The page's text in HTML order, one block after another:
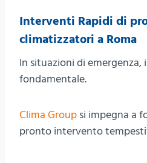
Interventi Rapidi di
climatizzatori a Roma
In situazioni di emergenza,
fondamentale.
Clima Group si impegna a
pronto intervento